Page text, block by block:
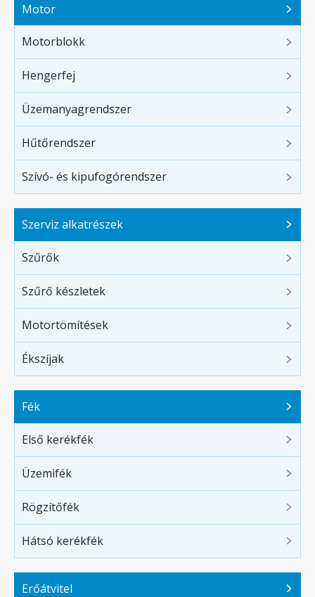
Motor
Motorblokk
Hengerfej
Üzemanyagrendszer
Hűtőrendszer
Szívó- és kipufogórendszer
Szerviz alkatrészek
Szűrők
Szűrő készletek
Motortömítések
Ékszíjak
Fék
Első kerékfék
Üzemifék
Rögzítőfék
Hátsó kerékfék
Erőátvitel